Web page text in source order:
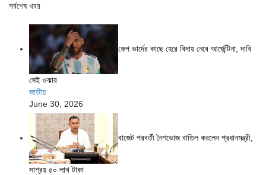
সর্বশেষ খবর
কেপ ভার্দের কাছে হেরে বিদায় নেবে আর্জেন্টিনা, দাবি
সেই ওঝার
জাতীয়
June 30, 2026
বাজেট পরবর্তী নৈশভোজ বাতিল করলেন প্রধানমন্ত্রী,
সাশ্রয় ৫০ লাখ টাকা